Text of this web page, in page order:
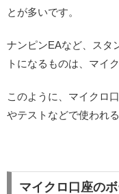
とが多いです。
ナンピンEAなど、スタ
トになるものは、マイ
このように、マイクロ
やテストなどで使われ
マイクロ口座の